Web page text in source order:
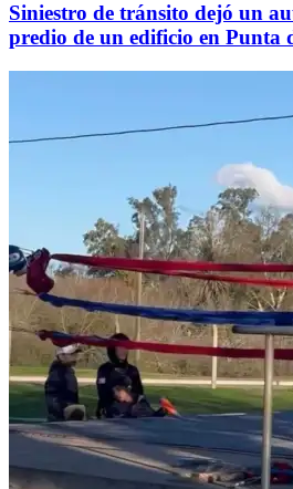
Siniestro de tránsito dejó un
predio de un edificio en Punta